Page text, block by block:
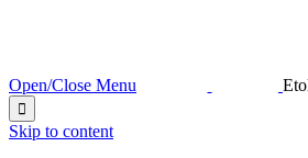
Open/Close Menu

Skip to content